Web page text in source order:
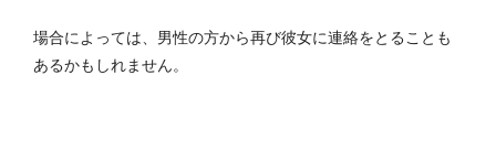
場合によっては、男性の方から再び彼女に連絡をとることも
あるかもしれません。